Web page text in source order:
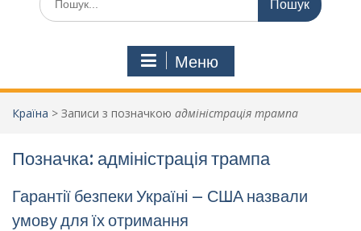
Меню
Країна > Записи з позначкою адміністрація трампа
Позначка: адміністрація трампа
Гарантії безпеки Україні – США назвали
умову для їх отримання